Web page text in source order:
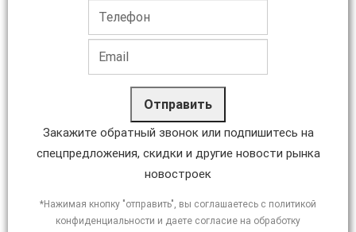
Отправить
Закажите обратный звонок или подпишитесь на
спецпредложения, скидки и другие новости рынка
новостроек
*Нажимая кнопку "отправить", вы соглашаетесь с политикой
конфиденциальности и даете согласие на обработку